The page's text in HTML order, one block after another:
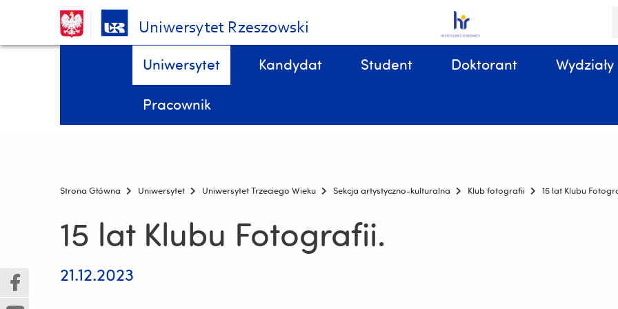
Uniwersytet Rzeszowski
Menu - górna belka
Pomiń
treści
Uniwersytet Kandydat Student Doktorant Wydziały
Pracownik
(Nowe
okno)
(Link
do
Strona Główna Uniwersytet Uniwersytet Trzeciego Wieku Sekcja artystyczno-kulturalna Klub fotografii 15 lat Klubu
15 lat Klubu Fotografii.
21.12.2023